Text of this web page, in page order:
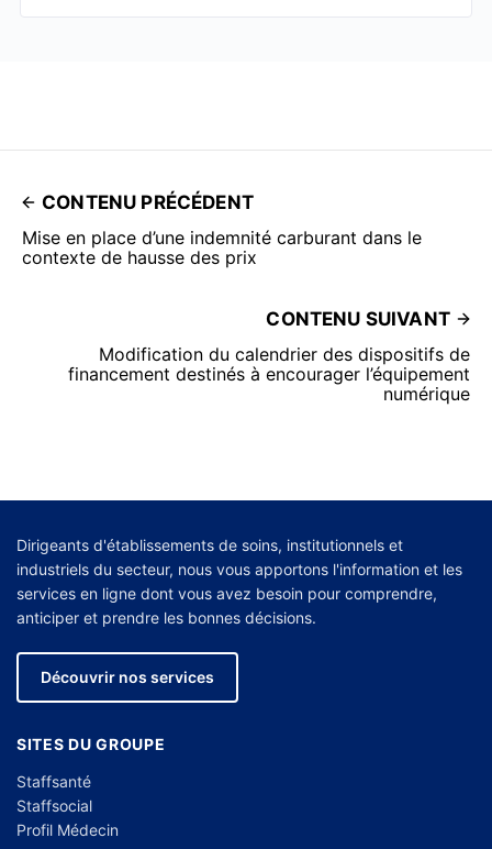
CONTENU PRÉCÉDENT
Mise en place d’une indemnité carburant dans le
contexte de hausse des prix
CONTENU SUIVANT
Modification du calendrier des dispositifs de
financement destinés à encourager l’équipement
numérique
Dirigeants d'établissements de soins, institutionnels et
industriels du secteur, nous vous apportons l'information et les
services en ligne dont vous avez besoin pour comprendre,
anticiper et prendre les bonnes décisions.
Découvrir nos services
SITES DU GROUPE
Staffsanté
Staffsocial
Profil Médecin